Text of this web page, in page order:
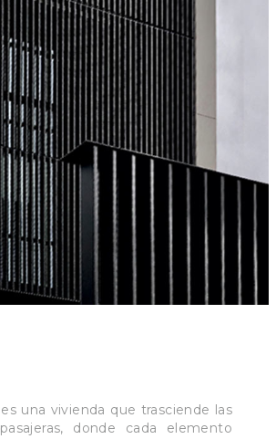
una vivienda que trasciende las
donde cada elemento